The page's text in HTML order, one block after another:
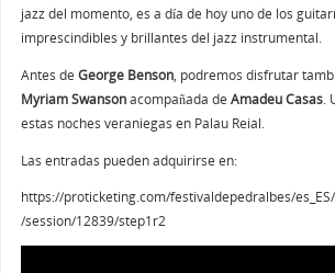
jazz del momento, es a día de hoy uno de los
imprescindibles y brillantes del jazz instrumental.
Antes de George Benson, podremos disfrutar
Myriam Swansonacompañada de Amadeu Casas.
estas noches veraniegas en Palau Reial.
Las entradas pueden adquirirse en:
https://proticketing.com/festivaldepedralbes/
/session/12839/step1r2